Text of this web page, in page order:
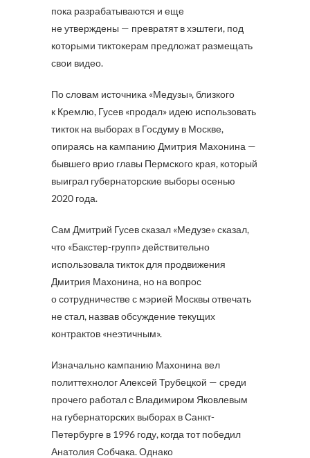
пока разрабатываются и еще
не утверждены — превратят в хэштеги, под
которыми тиктокерам предложат размещать
свои видео.
По словам источника «Медузы», близкого
к Кремлю, Гусев «продал» идею использовать
тикток на выборах в Госдуму в Москве,
опираясь на кампанию Дмитрия Махонина —
бывшего врио главы Пермского края, который
выиграл губернаторские выборы осенью
2020 года.
Сам Дмитрий Гусев сказал «Медузе» сказал,
что «Бакстер-групп» действительно
использовала тикток для продвижения
Дмитрия Махонина, но на вопрос
о сотрудничестве с мэрией Москвы отвечать
не стал, назвав обсуждение текущих
контрактов «неэтичным».
Изначально кампанию Махонина вел
политтехнолог Алексей Трубецкой — среди
прочего работал с Владимиром Яковлевым
на губернаторских выборах в Санкт-
Петербурге в 1996 году, когда тот победил
Анатолия Собчака. Однако